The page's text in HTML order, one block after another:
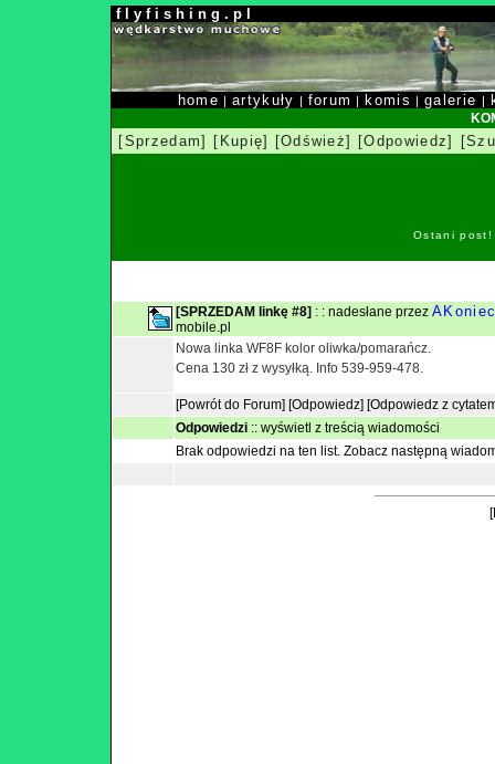
f l y f i s h i n g . p l
home |artykuły | forum | komis |galerie |
[Sprzedam] [Kupię] [Odśwież] [Odpowiedz]
Ostani post!
[SPRZEDAM linkę #8] : : nadesłane przez
mobile.pl
Nowa linka WF8F kolor oliwka/pomarańcz.
Cena 130 zł z wysyłką. Info 539-959-478.
[Powrót do Forum] [Odpowiedz] [Odpowiedz z
Odpowiedzi :: wyświetl z treścią wiadomości
Brak odpowiedzi na ten list. Zobacz następną